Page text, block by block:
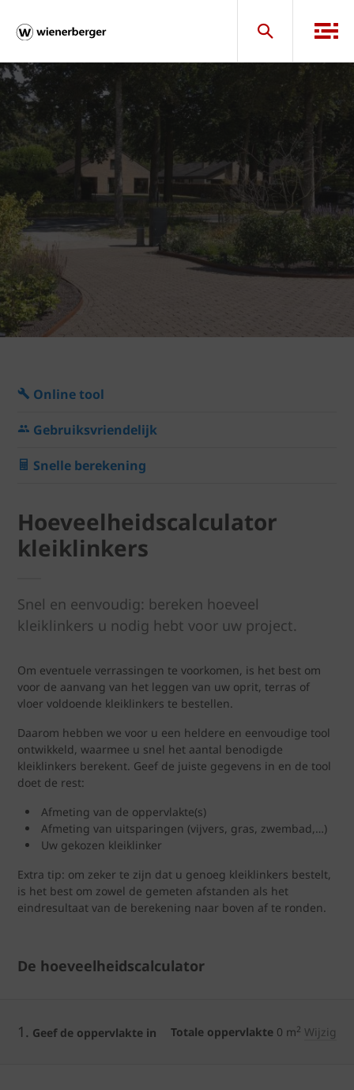
Online tool
Gebruiksvriendelijk
Snelle berekening
Hoeveelheidscalculator
kleiklinkers
Snel en eenvoudig: bereken hoeveel
kleiklinkers u nodig hebt voor uw project.
Om eventuele verrassingen te voorkomen, is het best om
voor de aanvang van het leggen van uw oprit, terras of
vloer voldoende kleiklinkers te bestellen.
Daarom hebben we voor u een heldere en eenvoudige tool
ontwikkeld, waarmee u snel het aantal benodigde
kleiklinkers berekent. Geef de juiste gegevens in en de tool
doet de rest:
Afmeting van de oppervlakte(s)
Afmeting van uitsparingen (vijvers, gras, zwembad,…)
Uw gekozen kleiklinker
Extra tip: om zeker te zijn dat u genoeg kleiklinkers bestelt,
is het best om zowel de gemeten afstanden als het
eindresultaat van de berekening naar boven af te ronden.
De hoeveelheidscalculator
1. Geef de oppervlakte in Totale oppervlakte 0 m2 Wijzig